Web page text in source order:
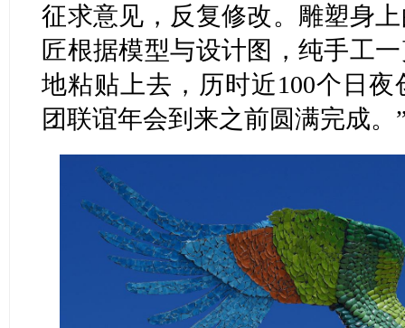
征求意见，反复修改。雕塑身
匠根据模型与设计图，纯手工
地粘贴上去，历时近100个日
团联谊年会到来之前圆满完成